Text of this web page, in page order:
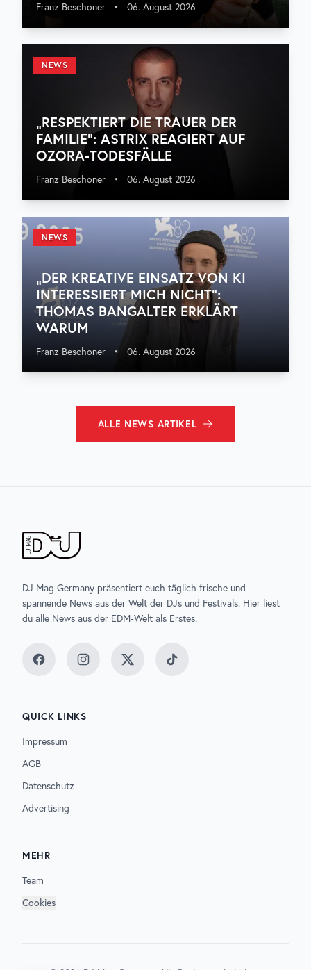
Franz Beschoner • 06. August 2026
NEWS
„RESPEKTIERT DIE TRAUER DER
FAMILIE“: ASTRIX REAGIERT AUF
OZORA-TODESFÄLLE
Franz Beschoner • 06. August 2026
NEWS
„DER KREATIVE EINSATZ VON KI
INTERESSIERT MICH NICHT“:
THOMAS BANGALTER ERKLÄRT
WARUM
Franz Beschoner • 06. August 2026
ALLE NEWS ARTIKEL
DJ Mag Germany präsentiert euch täglich frische und
spannende News aus der Welt der DJs und Festivals. Hier liest
du alle News aus der EDM-Welt als Erstes.
FacebookInstagramTwitter TikTok
QUICK LINKS
Impressum
AGB
Datenschutz
Advertising
MEHR
Team
Cookies